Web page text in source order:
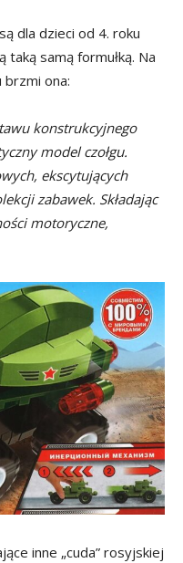
dla dzieci od 4. roku
samą formułką. Na
brzmi ona:
konstrukcyjnego
model czołgu.
ekscytujących
zabawek. Składając
motoryczne,
inne „cuda” rosyjskiej